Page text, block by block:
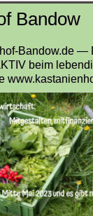
Bandow
Bandow.de —
beim